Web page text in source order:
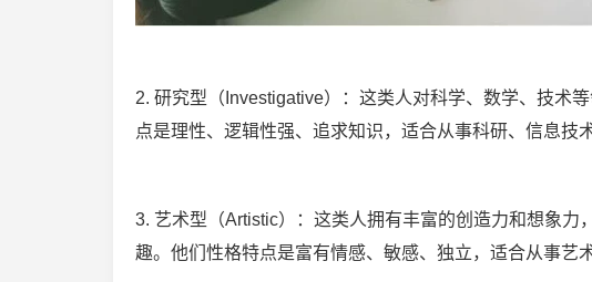
2. 研究型（Investigative）：这类人对科学、数学、技术
点是理性、逻辑性强、追求知识，适合从事科研、信息技
3. 艺术型（Artistic）：这类人拥有丰富的创造力和想象
趣。他们性格特点是富有情感、敏感、独立，适合从事艺